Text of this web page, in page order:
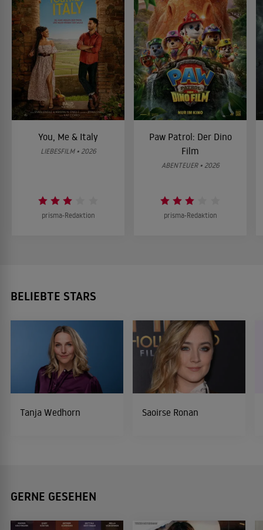
You, Me & Italy
LIEBESFILM • 2026
prisma-Redaktion
Paw Patrol: Der Dino
Film
ABENTEUER • 2026
prisma-Redaktion
BELIEBTE STARS
Tanja Wedhorn Saoirse Ronan
GERNE GESEHEN